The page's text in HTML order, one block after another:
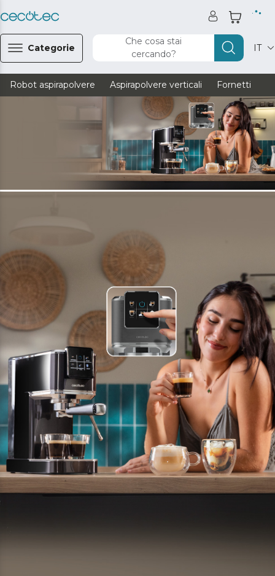
Categorie
Che cosa stai
cercando?
IT
Robot aspirapolvere Aspirapolvere verticali Fornetti